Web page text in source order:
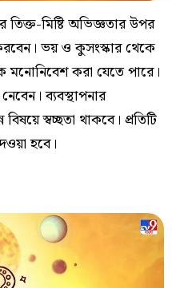
মিষ্টি অভিজ্ঞতার উপর
করবেন। ভয় ও কুসংস্কার থেকে
করা যেতে পারে।
ব্যবস্থাপনার
স্বচ্ছতা থাকবে। প্রতিটি
হবে।